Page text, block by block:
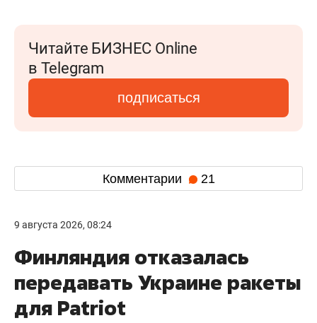
Читайте БИЗНЕС Online
в Telegram
подписаться
Комментарии 21
9 августа 2026, 08:24
Финляндия отказалась
передавать Украине ракеты
для Patriot